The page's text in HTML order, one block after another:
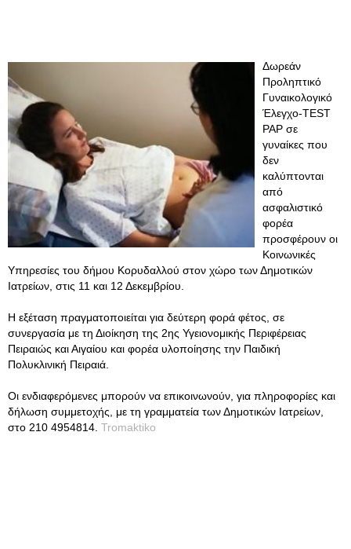
Δωρεάν
Προληπτικό
Γυναικολογικό
Έλεγχο-TEST
PAP σε
γυναίκες που
δεν
καλύπτονται
από
ασφαλιστικό
φορέα
προσφέρουν οι
Κοινωνικές
Υπηρεσίες του δήμου Κορυδαλλού στον χώρο των Δημοτικών
Ιατρείων, στις 11 και 12 Δεκεμβρίου.
Η εξέταση πραγματοποιείται για δεύτερη φορά φέτος, σε
συνεργασία με τη Διοίκηση της 2ης Υγειονομικής Περιφέρειας
Πειραιώς και Αιγαίου και φορέα υλοποίησης την Παιδική
Πολυκλινική Πειραιά.
Οι ενδιαφερόμενες μπορούν να επικοινωνούν, για πληροφορίες και
δήλωση συμμετοχής, με τη γραμματεία των Δημοτικών Ιατρείων,
στο 210 4954814. Tromaktiko